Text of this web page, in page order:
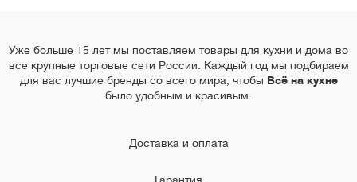
Уже больше 15 лет мы поставляем товары для кухни и дома во
все крупные торговые сети России. Каждый год мы подбираем
для вас лучшие бренды со всего мира, чтобы Всё на кухне
было удобным и красивым.
Доставка и оплата